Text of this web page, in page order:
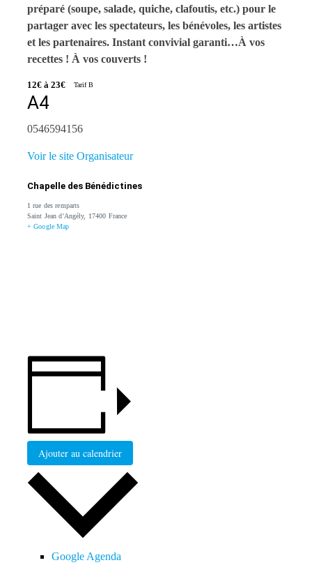
préparé (soupe, salade, quiche, clafoutis, etc.) pour le
partager avec les spectateurs, les bénévoles, les artistes
et les partenaires. Instant convivial garanti…À vos
recettes ! À vos couverts !
12€ à 23€ Tarif B
A4
0546594156
Voir le site Organisateur
Chapelle des Bénédictines
1 rue des remparts
Saint Jean d'Angély, 17400 France
+ Google Map
Ajouter au calendrier
Google Agenda